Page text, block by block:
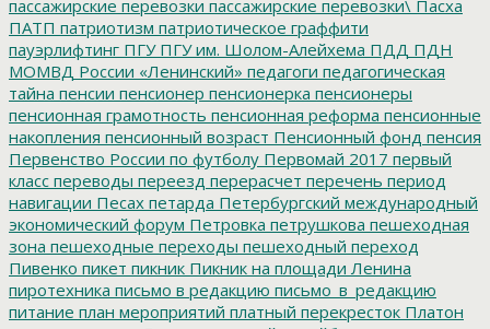
пассажирские перевозки пассажирские перевозки\ Пасха
ПАТП патриотизм патриотическое граффити
пауэрлифтинг ПГУПГУ им. Шолом-Алейхема ПДД ПДН
МОМВД России «Ленинский» педагоги педагогическая
тайна пенсии пенсионер пенсионерка пенсионеры
пенсионная грамотность пенсионная реформа пенсионные
накопления пенсионный возраст Пенсионный фонд пенсия
Первенство России по футболу Первомай 2017 первый
класс переводы переезд перерасчет перечень период
навигации Песах петарда Петербургский международный
экономический форум Петровка петрушкова пешеходная
зона пешеходные переходы пешеходный переход
Пивенко пикет пикник Пикник на площади Ленина
пиротехника письмо в редакцию письмо_в_редакцию
питание план мероприятий платный перекресток Платон